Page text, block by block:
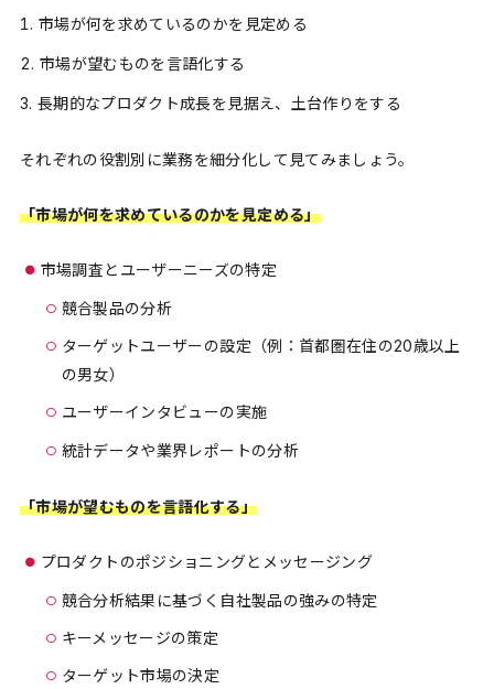
市場が何を求めているのかを見定める
市場が望むものを言語化する
長期的なプロダクト成長を見据え、土台作りをする
それぞれの役割別に業務を細分化して見てみましょう。
「市場が何を求めているのかを見定める」
市場調査とユーザーニーズの特定
競合製品の分析
ターゲットユーザーの設定（例：首都圏在住の20歳以上
の男女）
ユーザーインタビューの実施
統計データや業界レポートの分析
「市場が望むものを言語化する」
プロダクトのポジショニングとメッセージング
競合分析結果に基づく自社製品の強みの特定
キーメッセージの策定
ターゲット市場の決定